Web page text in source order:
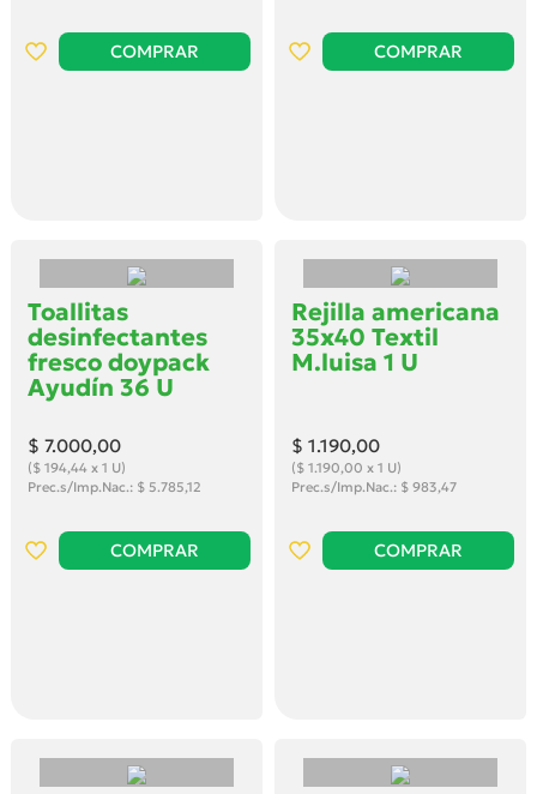
COMPRAR COMPRAR
Toallitas
desinfectantes
fresco doypack
Ayudín 36 U
$ 7.000,00
($ 194,44 x 1 U)
Prec.s/Imp.Nac.: $ 5.785,12
COMPRAR
Rejilla americana
35x40 Textil
M.luisa 1 U
$ 1.190,00
($ 1.190,00 x 1 U)
Prec.s/Imp.Nac.: $ 983,47
COMPRAR